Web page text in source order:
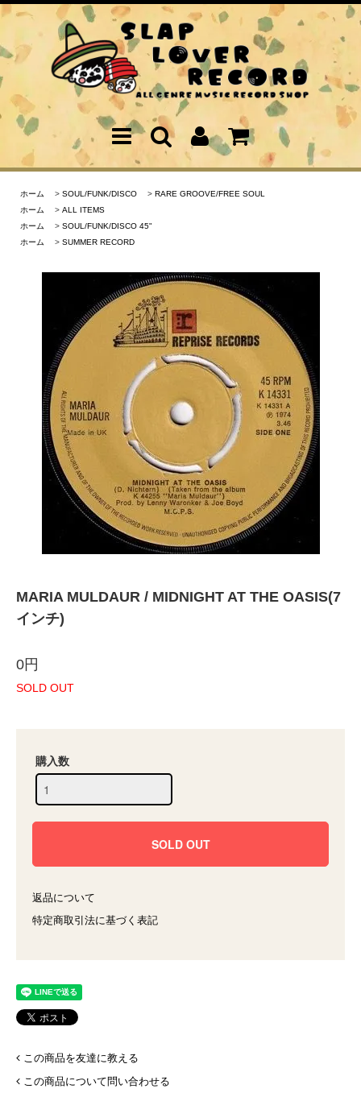
ホーム > SOUL/FUNK/DISCO > RARE GROOVE/FREE SOUL
ホーム
> ALL ITEMS
ホーム
> SOUL/FUNK/DISCO 45"
ホーム
> SUMMER RECORD
MARIA MULDAUR / MIDNIGHT AT THE OASIS(7
インチ)
0円
SOLD OUT
購入数
返品について
特定商取引法に基づく表記
この商品を友達に教える
この商品について問い合わせる